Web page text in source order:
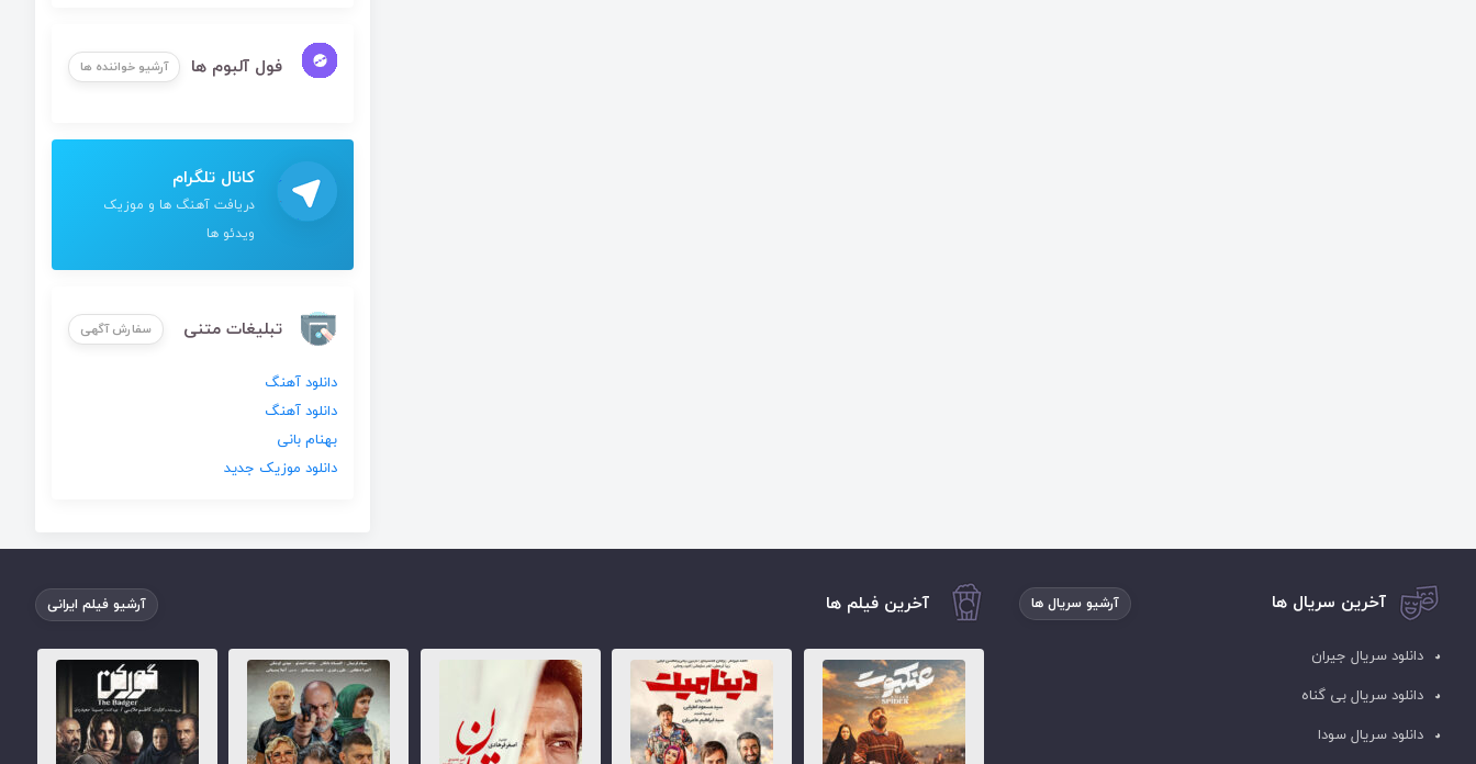
فول آلبوم ها آرشیو خواننده ها
کانال تلگرام
دریافت آهنگ ها و موزیک
ویدئو ها
تبلیغات متنی سفارش آگهی
دانلود آهنگ
دانلود آهنگ
بهنام بانی
دانلود موزیک جدید
آخرین سریال ها آرشیو سریال ها
دانلود سریال جیران
دانلود سریال بی گناه
دانلود سریال سودا
آخرین فیلم ها آرشیو فیلم ایرانی